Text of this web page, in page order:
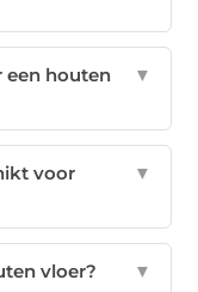
een houten
▼
voor
▼
vloer? ▼